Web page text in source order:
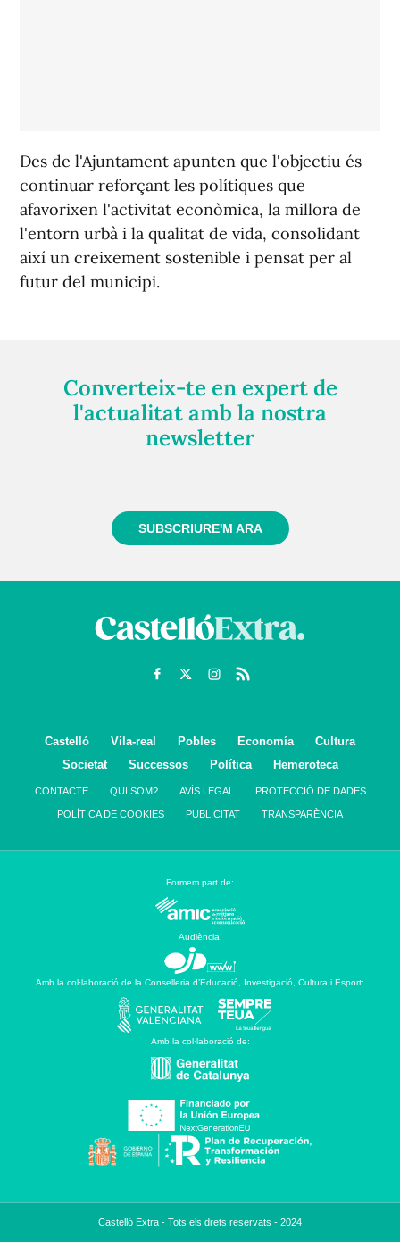
Des de l'Ajuntament apunten que l'objectiu és
continuar reforçant les polítiques que
afavorixen l'activitat econòmica, la millora de
l'entorn urbà i la qualitat de vida, consolidant
així un creixement sostenible i pensat per al
futur del municipi.
Converteix-te en expert de
l'actualitat amb la nostra
newsletter
SUBSCRIURE'M ARA
Castelló Vila-real Pobles Economía
Cultura
Societat
Successos Política Hemeroteca
CONTACTE QUI SOM? AVÍS LEGAL PROTECCIÓ DE DADES
POLÍTICA DE COOKIES PUBLICITAT TRANSPARÈNCIA
Formem part de:
Audiència:
Amb la col·laboració de la Conselleria d’Educació, Investigació, Cultura i Esport:
Amb la col·laboració de:
Castelló Extra - Tots els drets reservats - 2024